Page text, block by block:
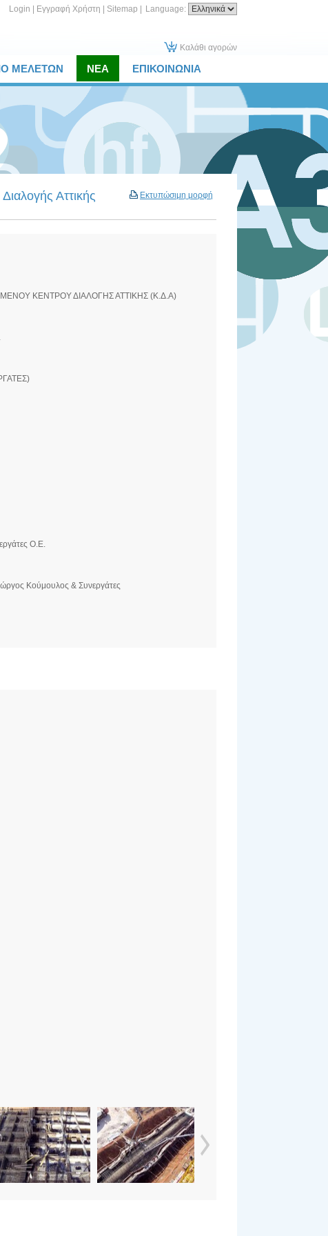
Language:
Login Εγγραφή Χρήστη Sitemap
Καλάθι αγορών
ΜΕΛΕΤΩΝ ΝΕΑ ΕΠΙΚΟΙΝΩΝΙΑ
Εκτυπώσιμη μορφή
Αττικής
ΚΕΝΤΡΟΥ ΔΙΑΛΟΓΗΣ ΑΤΤΙΚΗΣ (Κ.Δ.Α)
Ο.Ε.
Κούμουλος & Συνεργάτες